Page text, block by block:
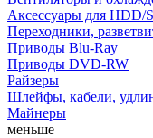
Аксессуары для HDD/
Переходники,
Приводы Blu-Ray
Приводы DVD-RW
Райзеры
Шлейфы, кабели,
Майнеры
меньше